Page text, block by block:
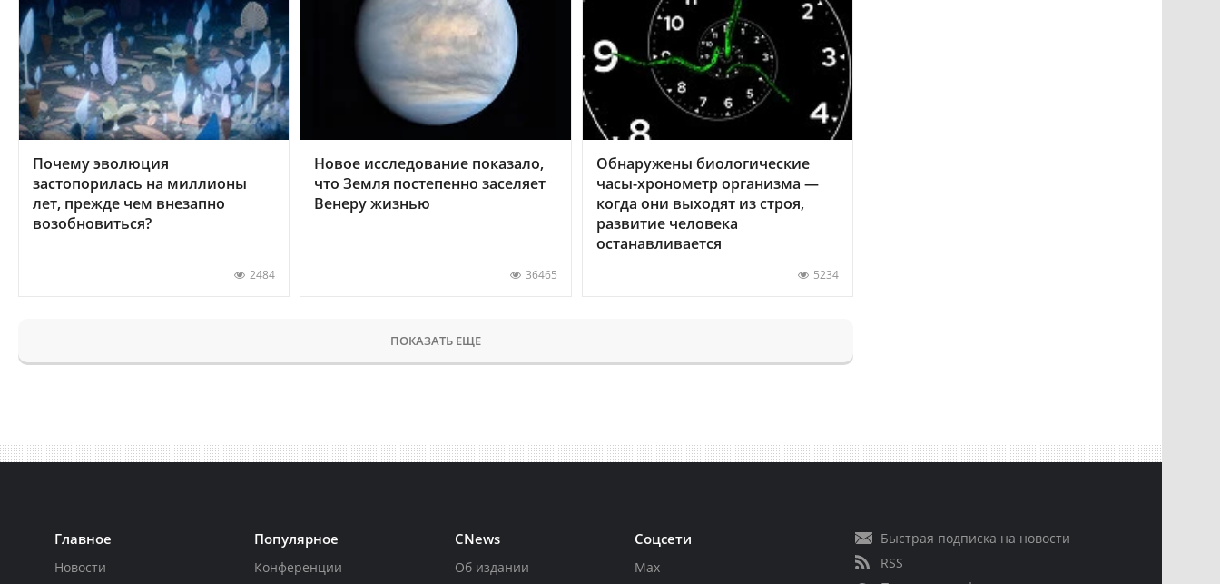
Почему эволюция
застопорилась на миллионы
лет, прежде чем внезапно
возобновиться?
2484
Новое исследование показало,
что Земля постепенно заселяет
Венеру жизнью
36465
Обнаружены биологические
часы-хронометр организма —
когда они выходят из строя,
развитие человека
останавливается
5234
ПОКАЗАТЬ ЕЩЕ
Главное
Новости
Популярное
Конференции
CNews
Об издании
Соцсети
Max
Быстрая подписка на новости
RSS